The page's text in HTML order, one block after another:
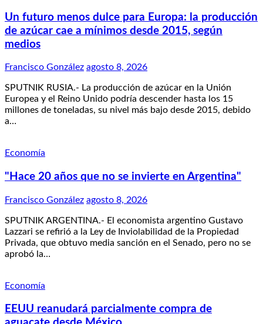
Un futuro menos dulce para Europa: la producción
de azúcar cae a mínimos desde 2015, según
medios
Francisco González agosto 8, 2026
SPUTNIK RUSIA.- La producción de azúcar en la Unión
Europea y el Reino Unido podría descender hasta los 15
millones de toneladas, su nivel más bajo desde 2015, debido
a…
Economía
"Hace 20 años que no se invierte en Argentina"
Francisco González agosto 8, 2026
SPUTNIK ARGENTINA.- El economista argentino Gustavo
Lazzari se refirió a la Ley de Inviolabilidad de la Propiedad
Privada, que obtuvo media sanción en el Senado, pero no se
aprobó la…
Economía
EEUU reanudará parcialmente compra de